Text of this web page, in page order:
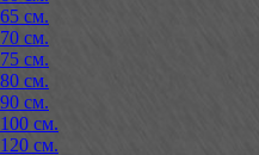
65 см.
70 см.
75 см.
80 см.
90 см.
100 см.
120 см.